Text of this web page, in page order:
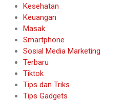
Kesehatan
Keuangan
Masak
Smartphone
Sosial Media Marketing
Terbaru
Tiktok
Tips dan Triks
Tips Gadgets